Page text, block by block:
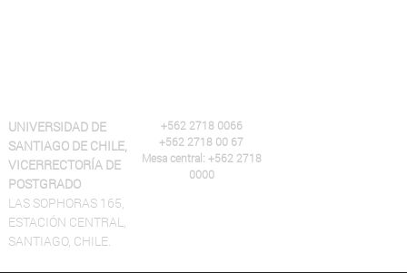
UNIVERSIDAD DE
SANTIAGO DE CHILE,
VICERRECTORÍA DE
POSTGRADO
LAS SOPHORAS 165,
ESTACIÓN CENTRAL,
SANTIAGO, CHILE.
+562 2718 0066
+562 2718 00 67
Mesa central: +562 2718
0000